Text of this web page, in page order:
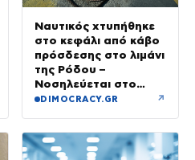
Ναυτικός χτυπήθηκε
στο κεφάλι από κάβο
πρόσδεσης στο λιμάνι
της Ρόδου –
Νοσηλεύεται στο
νοσοκομείο
DIMOCRACY.GR ↗